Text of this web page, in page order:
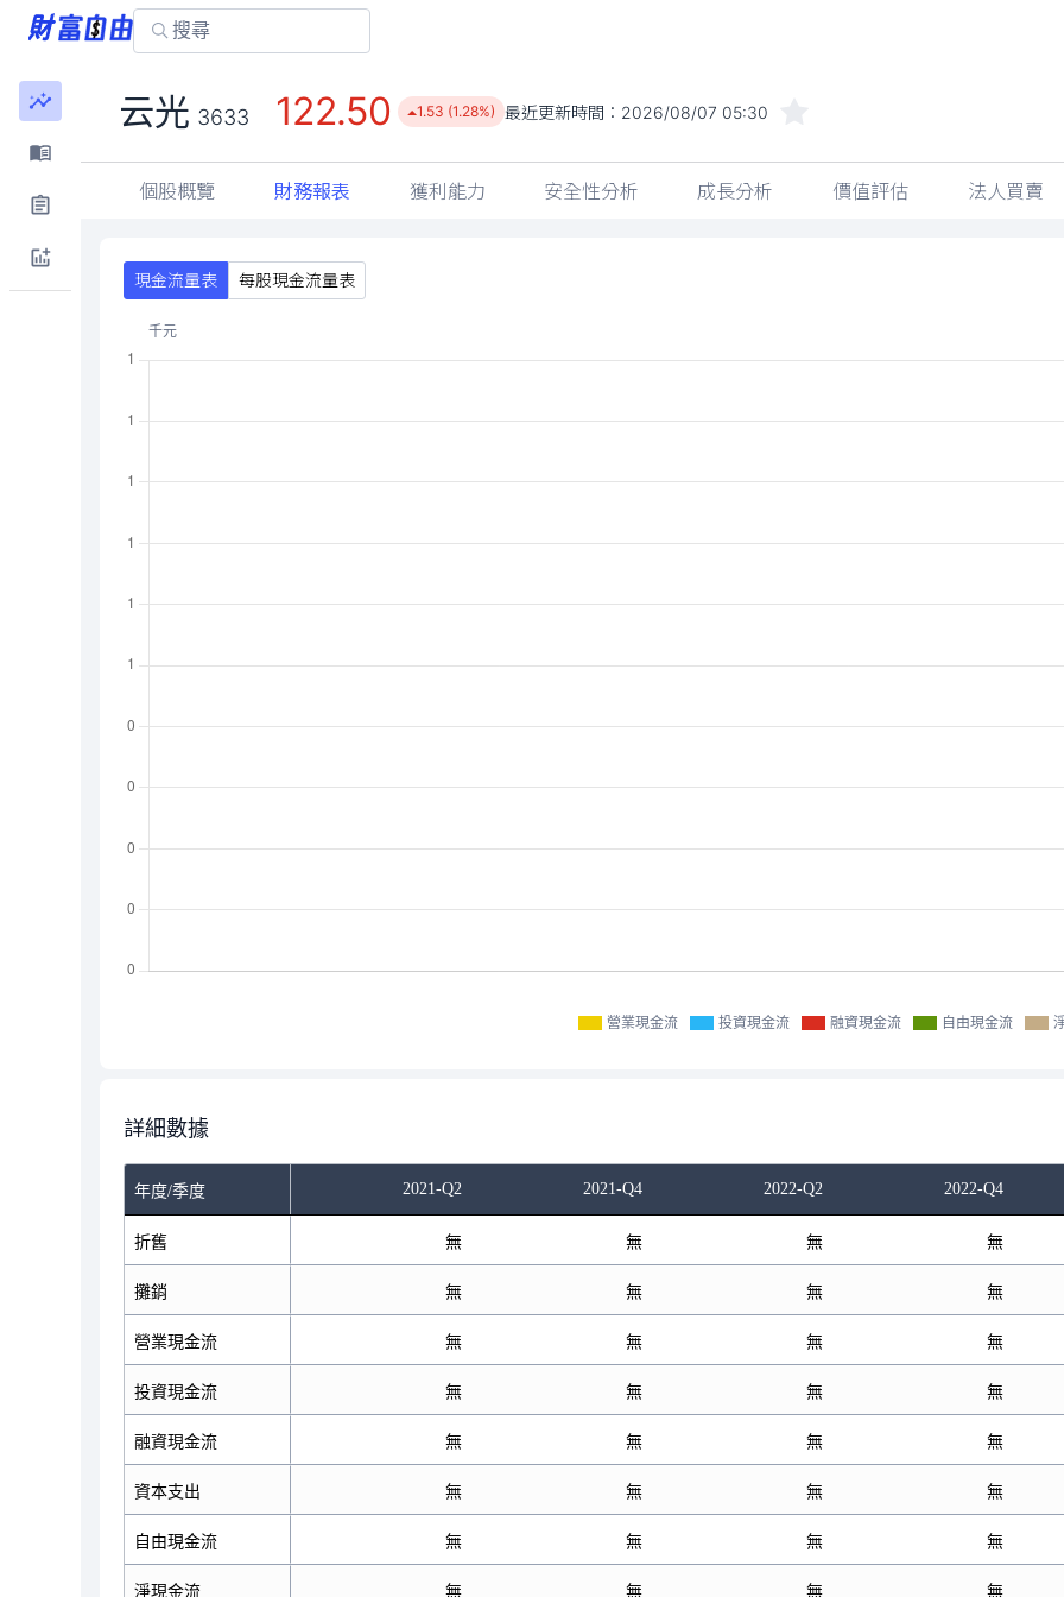
云光 3633 122.50 1.53 (1.28%) 最近更新時間： 2026/08/07 05:30
個股概覽 財務報表 獲利能力 安全性分析 成長分析 價值評估 法人買賣
現金流量表 每股現金流量表
營業現金流 投資現金流 融資現金流 自由現金流
詳細數據
年度/季度 2021-Q2 2021-Q4 2022-Q2 2022-Q4
折舊
攤銷
營業現金流
投資現金流
融資現金流
資本支出
自由現金流
淨現金流
無 無 無 無
無 無 無 無
無 無 無 無
無 無 無 無
無 無 無 無
無 無 無 無
無 無 無 無
無 無 無 無